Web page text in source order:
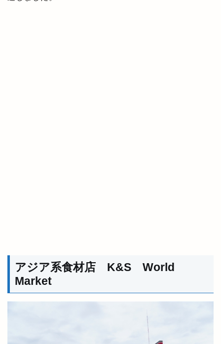
アジア系食材店 K&S World
Market